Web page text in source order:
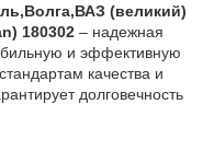
(великий)
180302 – надежная
и эффективную
качества и
долговечность